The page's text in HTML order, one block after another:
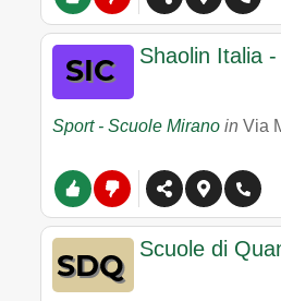
Shaolin Italia
Sport - Scuole Mirano in Via
Scuole di